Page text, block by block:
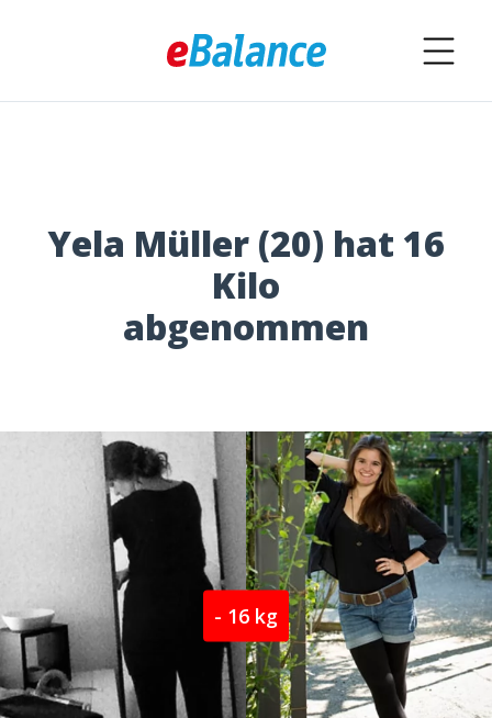
Yela Müller (20) hat 16
Kilo
abgenommen
- 16 kg